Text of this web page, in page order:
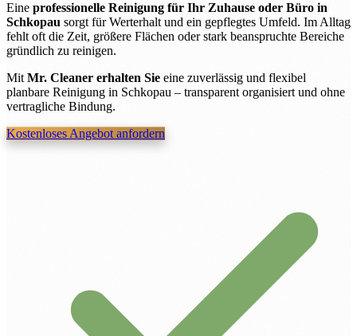
Eine professionelle Reinigung für Ihr Zuhause oder Büro in
Schkopau sorgt für Werterhalt und ein gepflegtes Umfeld. Im Alltag
fehlt oft die Zeit, größere Flächen oder stark beanspruchte Bereiche
gründlich zu reinigen.
Mit Mr. Cleaner erhalten Sie eine zuverlässig und flexibel
planbare Reinigung in Schkopau – transparent organisiert und ohne
vertragliche Bindung.
Kostenloses Angebot anfordern